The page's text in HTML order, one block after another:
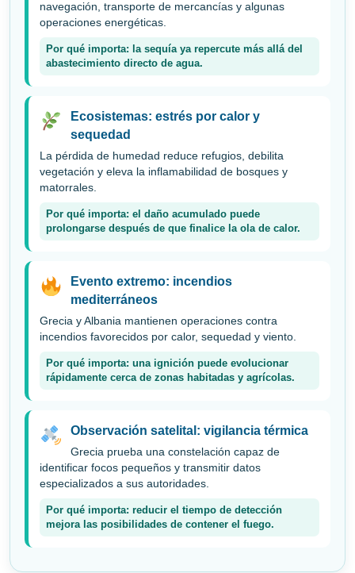
navegación, transporte de mercancías y algunas
operaciones energéticas.
Por qué importa: la sequía ya repercute más allá del
abastecimiento directo de agua.
Ecosistemas: estrés por calor y
sequedad
La pérdida de humedad reduce refugios, debilita
vegetación y eleva la inflamabilidad de bosques y
matorrales.
Por qué importa: el daño acumulado puede
prolongarse después de que finalice la ola de calor.
Evento extremo: incendios
mediterráneos
Grecia y Albania mantienen operaciones contra
incendios favorecidos por calor, sequedad y viento.
Por qué importa: una ignición puede evolucionar
rápidamente cerca de zonas habitadas y agrícolas.
Observación satelital: vigilancia térmica
Grecia prueba una constelación capaz de
identificar focos pequeños y transmitir datos
especializados a sus autoridades.
Por qué importa: reducir el tiempo de detección
mejora las posibilidades de contener el fuego.